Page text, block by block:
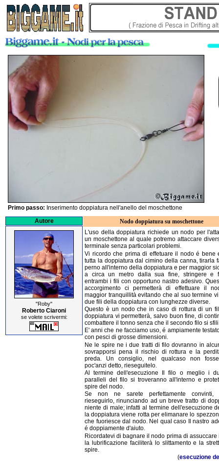
Autore
"Roby"
Roberto Ciaroni
se volete scrivermi:
Nodo doppiatura su moschettone
L'uso della doppiatura richiede un nodo per
un moschettone al quale potremo attaccare
terminale senza particolari problemi.
Vi ricordo che prima di effetuare il nodo é bene
tutta la doppiatura dal cimino della canna, tirarla
perno all'interno della doppiatura e per maggior
a circa un metro dalla sua fine, stringere e
entrambi i fili con opportuno nastro adesivo.
accorgimento ci permetterà di effettuare il
maggior tranquillità evitando che al suo termine
due fili della doppiatura con lunghezze diverse.
Questo è un nodo che in caso di rottura di un
doppiatura vi permetterà, salvo buon fine, di
combattere il tonno senza che il secondo filo si
E' anni che ne facciamo uso, é ampiamente
con pesci di grosse dimensioni.
Ne le spire ne i due tratti di filo dovranno in
sovrapporsi pena il rischio di rottura e la
preda. Un consiglio, nel qualcaso non
poc'anzi detto, rieseguitelo.
Al termine dell'esecuzione Il filo o meglio i
paralleli del filo si troveranno all'interno e
spire del nodo.
Se non ne sarete perfettamente convinti,
rieseguirlo, rinunciando ad un breve tratto di
niente di male; infatti al termine dell'esecuzione
la doppiatura viene rotta per elimanare lo
che fuoriesce dal nodo. Nel qual caso Il nastro
é doppiamente d'aiuto.
Ricordatevi di bagnare il nodo prima di assuccare
la lubrificazione faciliterà lo slittamento e la
spire.
(esecuzione
Primo passo: Inserimento doppiatura nell'anello del moschettone